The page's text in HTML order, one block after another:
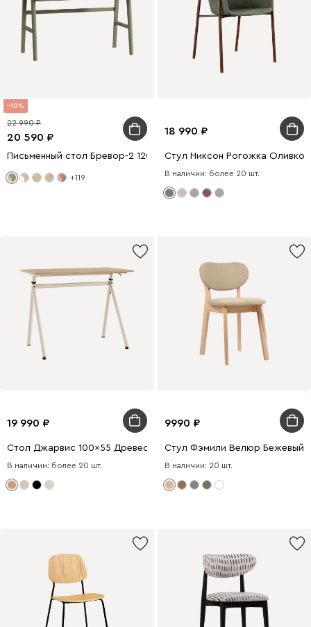
10
20 590
22 990
Письменный стол Бревор-2 120x60 Дуб Барбера/Оливковый
+119
18 990
Стул Никсон Рогожка
В наличии: более 20 шт.
19 990
Стол Джарвис 100x55 Древесный натуральный/Бежевый
В наличии: более 20 шт.
9990
Стул Фэмили Велюр Бежевый/
В наличии: 20 шт.